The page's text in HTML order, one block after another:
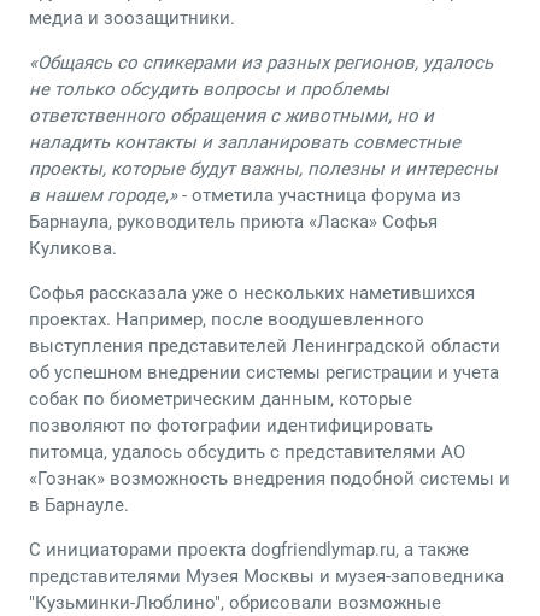
медиа и зоозащитники.
«Общаясь со спикерами из разных регионов, удалось
не только обсудить вопросы и проблемы
ответственного обращения с животными, но и
наладить контакты и запланировать совместные
проекты, которые будут важны, полезны и интересны
в нашем городе,»- отметила участница форума из
Барнаула, руководитель приюта «Ласка» Софья
Куликова.
Софья рассказала уже о нескольких наметившихся
проектах. Например, после воодушевленного
выступления представителей Ленинградской области
об успешном внедрении системы регистрации и учета
собак по биометрическим данным, которые
позволяют по фотографии идентифицировать
питомца, удалось обсудить с представителями АО
«Гознак» возможность внедрения подобной системы и
в Барнауле.
С инициаторами проекта dogfriendlymap.ru, а также
представителями Музея Москвы и музея-заповедника
"Кузьминки-Люблино", обрисовали возможные